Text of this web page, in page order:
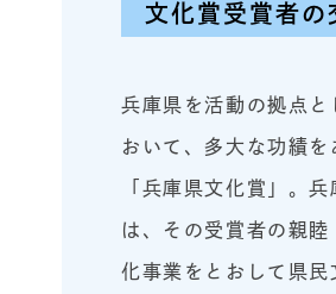
文化賞受賞者の
兵庫県を活動の拠点
おいて、多大な功績
「兵庫県文化賞」。
は、その受賞者の親
化事業をとおして県民